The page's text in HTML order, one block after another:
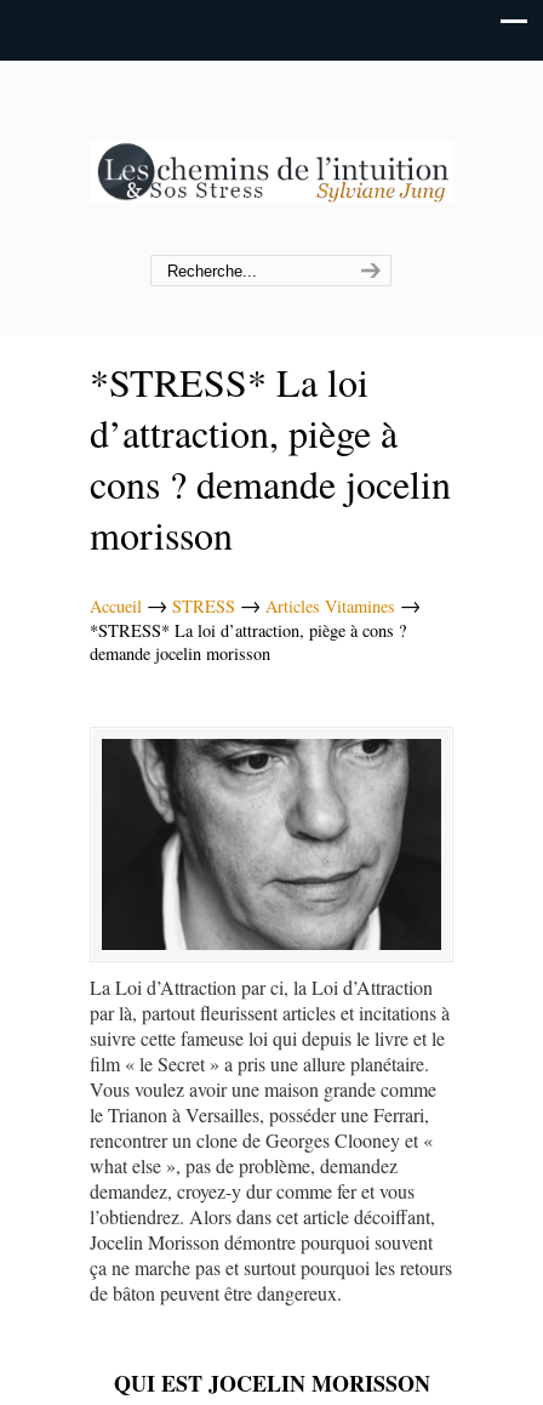
*STRESS* La loi
d’attraction, piège à
cons ? demande jocelin
morisson
Accueil → STRESS → Articles Vitamines →
*STRESS* La loi d’attraction, piège à cons ?
demande jocelin morisson
La Loi d’Attraction par ci, la Loi d’Attraction
par là, partout fleurissent articles et incitations à
suivre cette fameuse loi qui depuis le livre et le
film « le Secret » a pris une allure planétaire.
Vous voulez avoir une maison grande comme
le Trianon à Versailles, posséder une Ferrari,
rencontrer un clone de Georges Clooney et «
what else », pas de problème, demandez
demandez, croyez-y dur comme fer et vous
l’obtiendrez. Alors dans cet article décoiffant,
Jocelin Morisson démontre pourquoi souvent
ça ne marche pas et surtout pourquoi les retours
de bâton peuvent être dangereux.
QUI EST JOCELIN MORISSON